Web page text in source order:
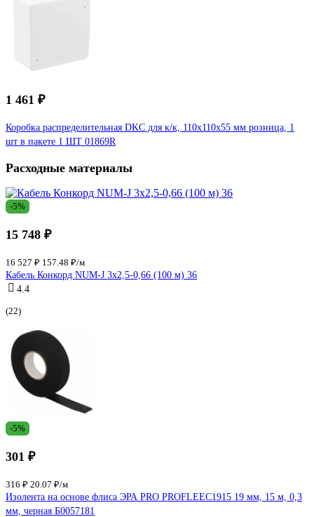
1 461 ₽
Коробка распределительная DKC для к/к, 110x110x55 мм розница, 1
шт в пакете 1 ШТ 01869R
Расходные материалы
-5%
15 748 ₽
16 527 ₽ 157.48 ₽/м
Кабель Конкорд NUM-J 3х2,5-0,66 (100 м) 36
4.4
(22)
-5%
301 ₽
316 ₽ 20.07 ₽/м
Изолента на основе флиса ЭРА PRO PROFLEEC1915 19 мм, 15 м, 0,3
мм, черная Б0057181